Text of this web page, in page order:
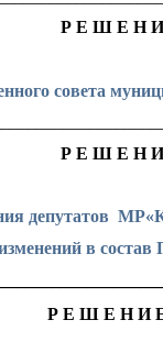
Р Е Ш Е Н И
совета
Р Е Ш Е Н И
депутатов
в состав
Р Е Ш Е Н И